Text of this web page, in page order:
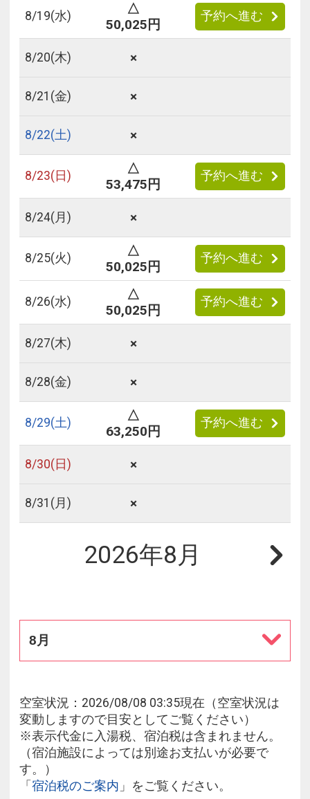
8/19(水)
△
50,025円
予約へ進む
8/20(木) ×
8/21 (金) ×
8/22(土) ×
8/23(日)
△
53,475円
予約へ進む
8/24(月) ×
8/25(火)
△
50,025円
予約へ進む
8/26(水)
△
50,025円
予約へ進む
8/27(木) ×
8/28(金) ×
8/29(土)
△
63,250円
予約へ進む
8/30(日) ×
8/31 (月) ×
2026年8月
8月
空室状況：2026/08/08 03:35現在（空室状況は
変動しますので目安としてご覧ください）
※表示代金に入湯税、宿泊税は含まれません。
（宿泊施設によっては別途お支払いが必要で
す。）
「 宿泊税のご案内 」をご覧ください。